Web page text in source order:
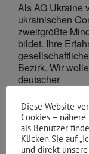
Als AG Ukraine
ukrainischen
zweitgrößte
bildet. Ihre
Bezirk. Wir
deutscher
Land Europas
eine reiche
Verteidigung
Diese Website
Cookies –
als Benutzer
Klicken Sie auf
und direkt